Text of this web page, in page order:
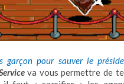
garçon pour sauver le
va vous permettre de